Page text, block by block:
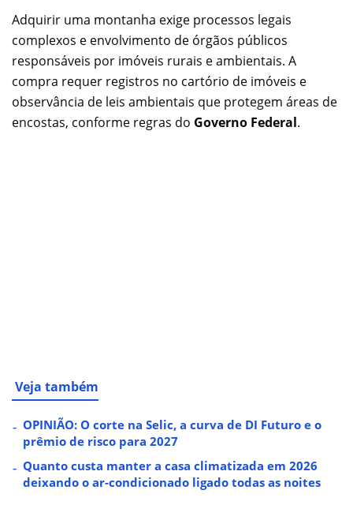
Adquirir uma montanha exige processos legais
complexos e envolvimento de órgãos públicos
responsáveis por imóveis rurais e ambientais. A
compra requer registros no cartório de imóveis e
observância de leis ambientais que protegem áreas de
encostas, conforme regras do Governo Federal.
Veja também
OPINIÃO: O corte na Selic, a curva de DI Futuro e o
prêmio de risco para 2027
Quanto custa manter a casa climatizada em 2026
deixando o ar-condicionado ligado todas as noites